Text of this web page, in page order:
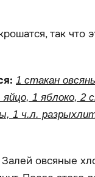
так что
1 стакан
1 яблоко, 2
1 ч.л.
Залей овсяные